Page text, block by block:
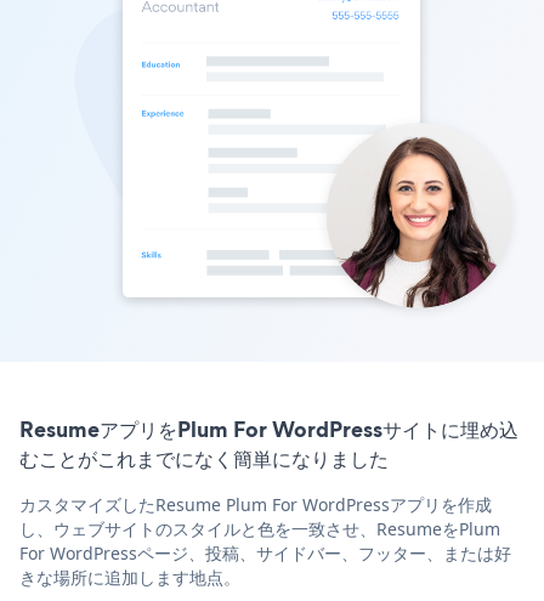
ResumeアプリをPlum For WordPressサイトに埋め込
むことがこれまでになく簡単になりました
カスタマイズしたResume Plum For WordPressアプリを作成
し、ウェブサイトのスタイルと色を一致させ、ResumeをPlum
For WordPressページ、投稿、サイドバー、フッター、または好
きな場所に追加します地点。